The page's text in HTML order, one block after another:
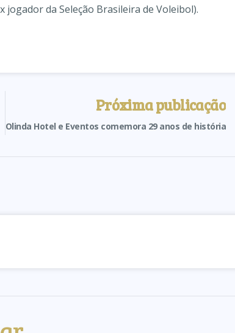
da Seleção Brasileira de Voleibol).
Próxima publicação
Olinda Hotel e Eventos comemora 29 anos de história